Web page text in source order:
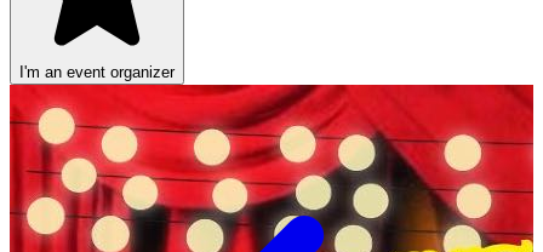
I'm an event organizer